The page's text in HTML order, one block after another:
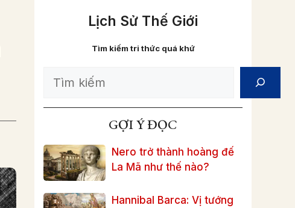
Lịch Sử Thế Giới
Tìm kiếm tri thức quá khứ
Search
GỢI Ý ĐỌC
Nero trở thành hoàng đế
La Mã như thế nào?
Hannibal Barca: Vị tướng